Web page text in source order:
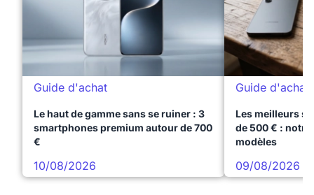
Guide d'achat
Le haut de gamme sans se ruiner : 3
smartphones premium autour de 700
€
10/08/2026
Guide d'achat
Les meilleurs
de 500 € :
modèles
09/08/2026